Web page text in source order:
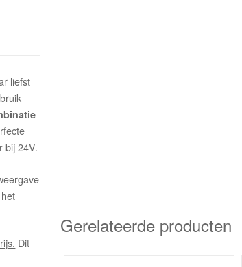
liefst
bij 24V.
Dit
Gerelateerde producten